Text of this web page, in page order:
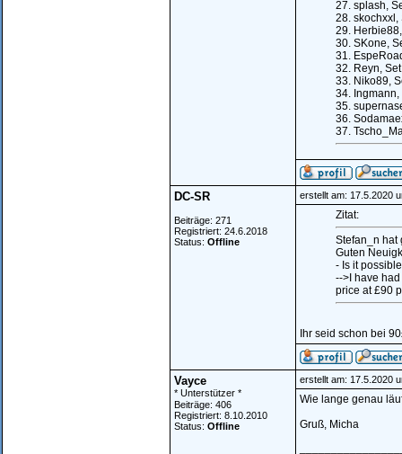
27. splash,
28. skochxxl,
29.
30. SKone,
31.
32. Reyn,
33. Niko89,
34. Ingmann,
35.
36.
37.
DC-SR
Beiträge: 271
Registriert: 24.6.2018
Status: Offline
erstellt am: 17.5.2020
Zitat:
Stefan_n hat
Guten
- Is it
-->I have
price at £90
Ihr seid schon bei
Vayce
* Unterstützer *
Beiträge: 406
Registriert: 8.10.2010
Status: Offline
erstellt am: 17.5.2020
Wie lange genau
Gruß, Micha